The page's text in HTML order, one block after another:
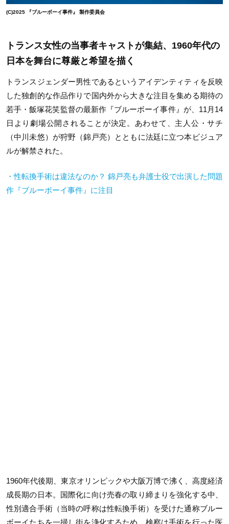
(C)2025 『ブルーボーイ事件』 製作委員会
トランス女性の当事者キャストが集結、1960年代の
日本を舞台に尊厳と希望を描く
トランスジェンダー男性であるというアイデンティティを反映
した独創的な作品作りで国内外から大きな注目を集める期待の
若手・飯塚花笑監督の最新作『ブルーボーイ事件』が、11月14
日より劇場公開されることが決定。あわせて、主人公・サチ
（中川未悠）が狩野（錦戸亮）とともに法廷に立つ本ビジュア
ルが解禁された。
・性転換手術は違法なのか？ 錦戸亮も弁護士役で出演した問題
作『ブルーボーイ事件』に注目
1960年代後期、東京オリンピックや大阪万博で沸く、高度経済
成長期の日本。国際化に向け売春の取り締まりを強化する中、
性別適合手術（当時の呼称は性転換手術）を受けた通称ブルー
ボーイたちを一掃し街を浄化するため、検察は手術を行った医